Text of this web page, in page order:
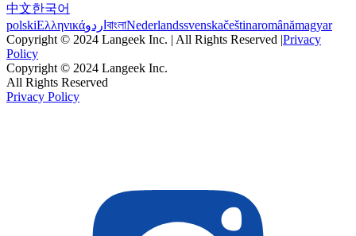
中文한국어
polskiΕλληνικάاردو বাংলাNederlandssvenskačeštinaromânămagyar
Copyright © 2024 Langeek Inc. | All Rights Reserved |Privacy
Policy
Copyright © 2024 Langeek Inc.
All Rights Reserved
Privacy Policy